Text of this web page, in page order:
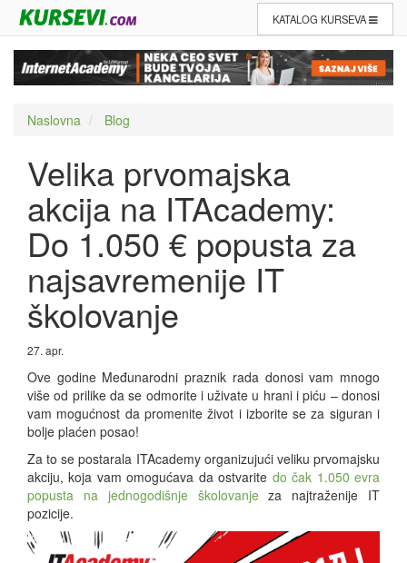
KATALOG KURSEVA
Naslovna Blog
Velika prvomajska
akcija na ITAcademy:
Do 1.050 € popusta za
najsavremenije IT
školovanje
27. apr.
Ove godine Međunarodni praznik rada donosi vam mnogo
više od prilike da se odmorite i uživate u hrani i piću – donosi
vam mogućnost da promenite život i izborite se za siguran i
bolje plaćen posao!
Za to se postarala ITAcademy organizujući veliku prvomajsku
akciju, koja vam omogućava da ostvarite do čak 1.050 evra
popusta na jednogodišnje školovanjeza najtraženije IT
pozicije.